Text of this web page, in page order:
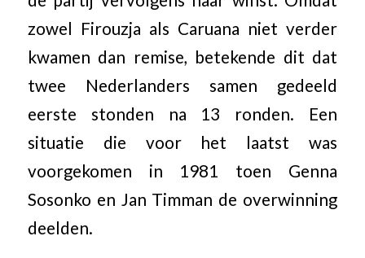
zowel Firouzja als Caruana niet verder
kwamen dan remise, betekende dit dat
twee Nederlanders samen gedeeld
eerste stonden na 13 ronden. Een
situatie die voor het laatst was
voorgekomen in 1981 toen Genna
Sosonko en Jan Timman de overwinning
deelden.